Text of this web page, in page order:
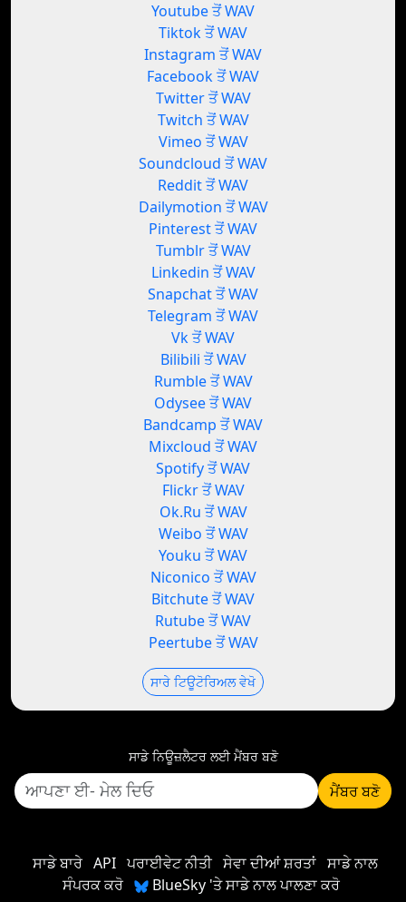
Youtube ਤੋਂ WAV
Tiktok ਤੋਂ WAV
Instagram ਤੋਂ WAV
Facebook ਤੋਂ WAV
Twitter ਤੋਂ WAV
Twitch ਤੋਂ WAV
Vimeo ਤੋਂ WAV
Soundcloud ਤੋਂ WAV
Reddit ਤੋਂ WAV
Dailymotion ਤੋਂ WAV
Pinterest ਤੋਂ WAV
Tumblr ਤੋਂ WAV
Linkedin ਤੋਂ WAV
Snapchat ਤੋਂ WAV
Telegram ਤੋਂ WAV
Vk ਤੋਂ WAV
Bilibili ਤੋਂ WAV
Rumble ਤੋਂ WAV
Odysee ਤੋਂ WAV
Bandcamp ਤੋਂ WAV
Mixcloud ਤੋਂ WAV
Spotify ਤੋਂ WAV
Flickr ਤੋਂ WAV
Ok.Ru ਤੋਂ WAV
Weibo ਤੋਂ WAV
Youku ਤੋਂ WAV
Niconico ਤੋਂ WAV
Bitchute ਤੋਂ WAV
Rutube ਤੋਂ WAV
Peertube ਤੋਂ WAV
ਸਾਰੇ ਟਿਊਟੋਰਿਅਲ ਵੇਖੋ
ਸਾਡੇ ਨਿਊਜ਼ਲੈਟਰ ਲਈ ਮੈਂਬਰ ਬਣੋ
ਮੈਂਬਰ ਬਣੋ
ਸਾਡੇ ਬਾਰੇ API ਪਰਾਈਵੇਟ ਨੀਤੀ ਸੇਵਾ ਦੀਆਂ ਸ਼ਰਤਾਂ ਸਾਡੇ ਨਾਲ
ਸੰਪਰਕ ਕਰੋ
BlueSky 'ਤੇ ਸਾਡੇ ਨਾਲ ਪਾਲਣਾ ਕਰੋ